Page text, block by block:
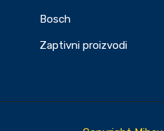
Bosch
Zaptivni proizvodi